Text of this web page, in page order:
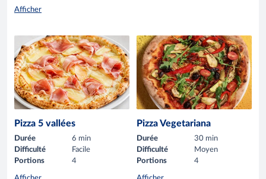
Afficher
Pizza 5 vallées
Durée
6 min
Difficulté
Facile
Portions
4
Pizza Vegetariana
Durée
30 min
Difficulté
Moyen
Portions
4